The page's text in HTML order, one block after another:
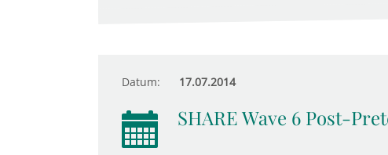
Datum: 17.07.2014
SHARE Wave 6 Post-